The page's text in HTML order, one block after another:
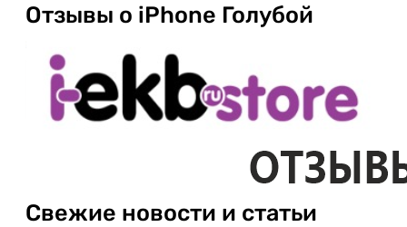
Отзывы о iPhone Голубой
Свежие новости и статьи